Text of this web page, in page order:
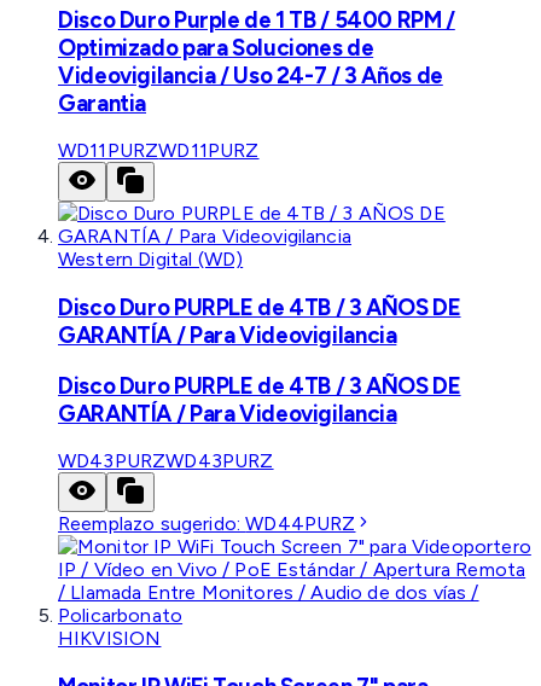
Disco Duro Purple de 1 TB / 5400 RPM /
Optimizado para Soluciones de
Videovigilancia / Uso 24-7 / 3 Años de
Garantia
WD11PURZWD11PURZ
Western Digital (WD)
Disco Duro PURPLE de 4TB / 3 AÑOS DE
GARANTÍA / Para Videovigilancia
Disco Duro PURPLE de 4TB / 3 AÑOS DE
GARANTÍA / Para Videovigilancia
WD43PURZWD43PURZ
Reemplazo sugerido:WD44PURZ
HIKVISION